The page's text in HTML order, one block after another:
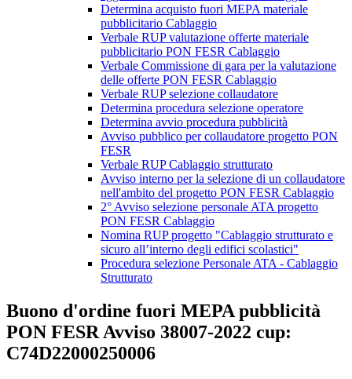
Determina acquisto fuori MEPA materiale
pubblicitario Cablaggio
Verbale RUP valutazione offerte materiale
pubblicitario PON FESR Cablaggio
Verbale Commissione di gara per la valutazione
delle offerte PON FESR Cablaggio
Verbale RUP selezione collaudatore
Determina procedura selezione operatore
Determina avvio procedura pubblicità
Avviso pubblico per collaudatore progetto PON
FESR
Verbale RUP Cablaggio strutturato
Avviso interno per la selezione di un collaudatore
nell'ambito del progetto PON FESR Cablaggio
2° Avviso selezione personale ATA progetto
PON FESR Cablaggio
Nomina RUP progetto "Cablaggio strutturato e
sicuro all’interno degli edifici scolastici"
Procedura selezione Personale ATA - Cablaggio
Strutturato
Buono d'ordine fuori MEPA pubblicità
PON FESR Avviso 38007-2022 cup:
C74D22000250006